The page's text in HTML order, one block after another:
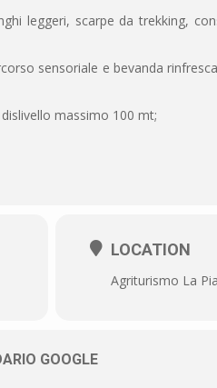
leggeri, scarpe da trekking,
sensoriale e bevanda
massimo 100 mt;
LOCATION
Agriturismo La
GOOGLE